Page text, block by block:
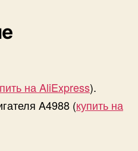
т
к
на AliExpress).
A4988 (купить на